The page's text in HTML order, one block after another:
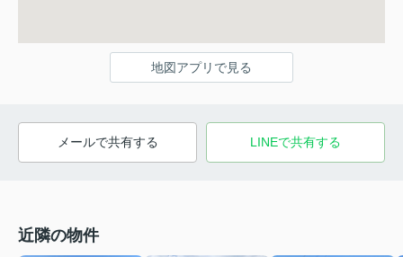
地図アプリで見る
メールで共有する LINEで共有する
近隣の物件